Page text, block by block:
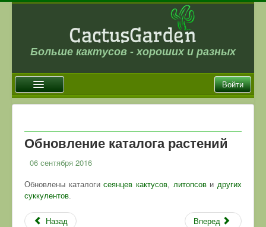
Больше кактусов - хороших и разных
Войти
Новости
Оплата и доставка
Отзывы
Обновление каталога растений
06 сентября 2016
Обновлены каталогисеянцев кактусов, литопсовидругих
суккулентов.
Назад Вперед